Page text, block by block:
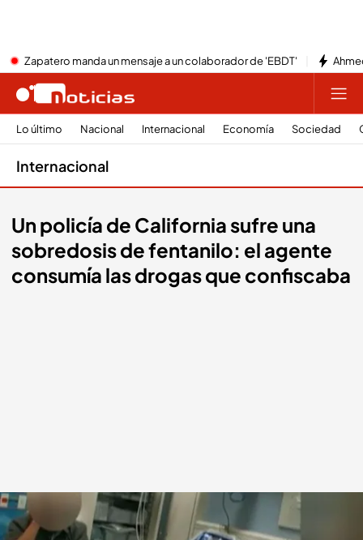
Zapatero manda un mensaje a un colaborador de 'EBDT'
Lo último Nacional Internacional Economía Sociedad
Internacional
Un policía de California sufre una
sobredosis de fentanilo: el agente
consumía las drogas que confiscaba
El agente de Sacramento consumía drogas en su puesto de trabajo